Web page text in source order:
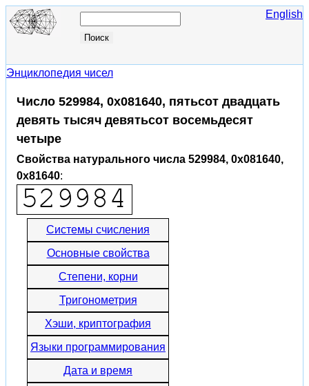
English
Энциклопедия чисел
Число 529984, 0x081640, пятьсот двадцать
девять тысяч девятьсот восемьдесят
четыре
Свойства натурального числа 529984, 0x081640,
0x81640:
Системы счисления
Основные свойства
Степени, корни
Тригонометрия
Хэши, криптография
Языки программирования
Дата и время